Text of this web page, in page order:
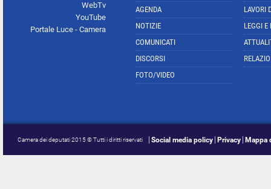
WebTv
YouTube
Portale Luce - Camera
AGENDA
NOTIZIE
COMUNICATI
DISCORSI
FOTO/VIDEO
LAVORI
LEGGI E
Camera dei deputati 2015 © Tutti i diritti riservati Social media policy Privacy Mappa